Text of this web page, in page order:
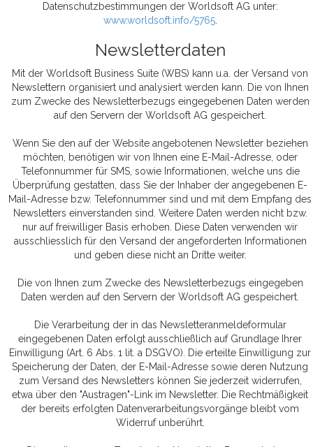
Datenschutzbestimmungen der Worldsoft AG unter:
www.worldsoft.info/5765.
Newsletterdaten
Mit der Worldsoft Business Suite (WBS) kann u.a. der Versand von
Newslettern organisiert und analysiert werden kann. Die von Ihnen
zum Zwecke des Newsletterbezugs eingegebenen Daten werden
auf den Servern der Worldsoft AG gespeichert.
Wenn Sie den auf der Website angebotenen Newsletter beziehen
möchten, benötigen wir von Ihnen eine E-Mail-Adresse, oder
Telefonnummer für SMS, sowie Informationen, welche uns die
Überprüfung gestatten, dass Sie der Inhaber der angegebenen E-
Mail-Adresse bzw. Telefonnummer sind und mit dem Empfang des
Newsletters einverstanden sind. Weitere Daten werden nicht bzw.
nur auf freiwilliger Basis erhoben. Diese Daten verwenden wir
ausschliesslich für den Versand der angeforderten Informationen
und geben diese nicht an Dritte weiter.
Die von Ihnen zum Zwecke des Newsletterbezugs eingegeben
Daten werden auf den Servern der Worldsoft AG gespeichert.
Die Verarbeitung der in das Newsletteranmeldeformular
eingegebenen Daten erfolgt ausschließlich auf Grundlage Ihrer
Einwilligung (Art. 6 Abs. 1 lit. a DSGVO). Die erteilte Einwilligung zur
Speicherung der Daten, der E-Mail-Adresse sowie deren Nutzung
zum Versand des Newsletters können Sie jederzeit widerrufen,
etwa über den "Austragen"-Link im Newsletter. Die Rechtmäßigkeit
der bereits erfolgten Datenverarbeitungsvorgänge bleibt vom
Widerruf unberührt.